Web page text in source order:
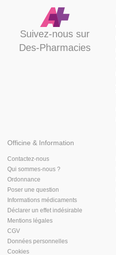
Suivez-nous sur
Des-Pharmacies
Officine & Information
Contactez-nous
Qui sommes-nous ?
Ordonnance
Poser une question
Informations médicaments
Déclarer un effet indésirable
Mentions légales
CGV
Données personnelles
Cookies